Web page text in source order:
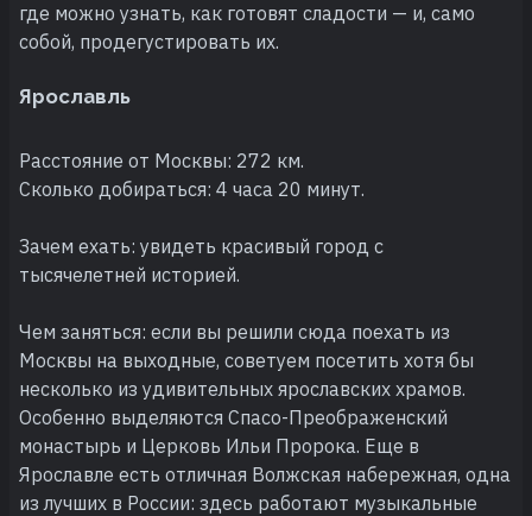
где можно узнать, как готовят сладости — и, само
собой, продегустировать их.
Ярославль
Расстояние от Москвы: 272 км.
Сколько добираться: 4 часа 20 минут.
Зачем ехать: увидеть красивый город с
тысячелетней историей.
Чем заняться: если вы решили сюда поехать из
Москвы на выходные, советуем посетить хотя бы
несколько из удивительных ярославских храмов.
Особенно выделяются Спасо-Преображенский
монастырь и Церковь Ильи Пророка. Еще в
Ярославле есть отличная Волжская набережная, одна
из лучших в России: здесь работают музыкальные